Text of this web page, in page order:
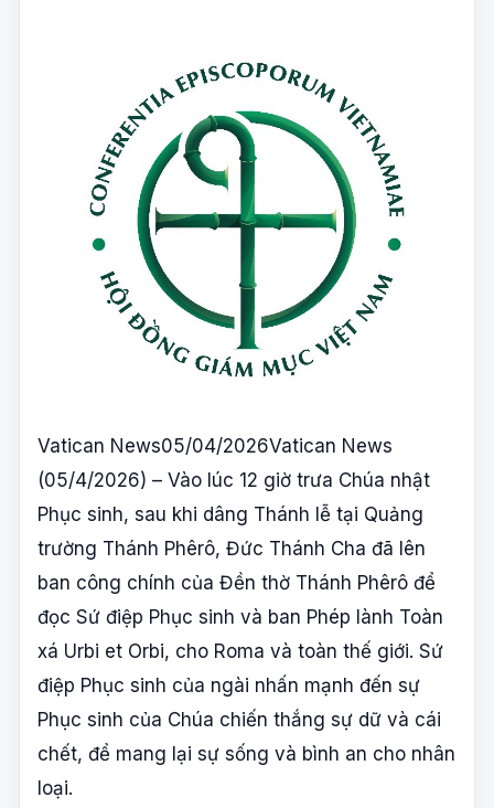
Vatican News05/04/2026Vatican News
(05/4/2026) – Vào lúc 12 giờ trưa Chúa nhật
Phục sinh, sau khi dâng Thánh lễ tại Quảng
trường Thánh Phêrô, Đức Thánh Cha đã lên
ban công chính của Đền thờ Thánh Phêrô để
đọc Sứ điệp Phục sinh và ban Phép lành Toàn
xá Urbi et Orbi, cho Roma và toàn thế giới. Sứ
điệp Phục sinh của ngài nhấn mạnh đến sự
Phục sinh của Chúa chiến thắng sự dữ và cái
chết, để mang lại sự sống và bình an cho nhân
loại.